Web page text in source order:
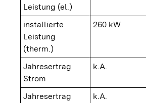
Leistung (el.)
installierte
Leistung
(therm.)
260 kW
Jahresertrag
Strom
k.A.
Jahresertrag
k.A.